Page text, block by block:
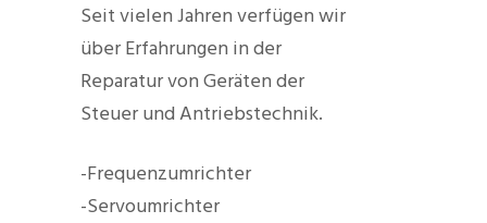
Seit vielen Jahren verfügen wir
über Erfahrungen in der
Reparatur von Geräten der
Steuer und Antriebstechnik.
-Frequenzumrichter
-Servoumrichter